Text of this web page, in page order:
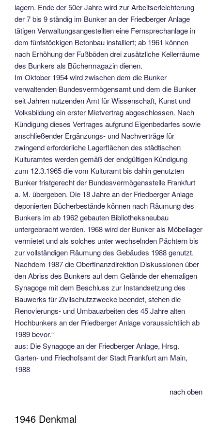
lagern. Ende der 50er Jahre wird zur Arbeitserleichterung
der 7 bis 9 ständig im Bunker an der Friedberger Anlage
tätigen Verwaltungsangestellten eine Fernsprechanlage in
dem fünfstöckigen Betonbau installiert; ab 1961 können
nach Erhöhung der Fußböden drei zusätzliche Kellerräume
des Bunkers als Büchermagazin dienen.
Im Oktober 1954 wird zwischen dem die Bunker
verwaltenden Bundesvermögensamt und dem die Bunker
seit Jahren nutzenden Amt für Wissenschaft, Kunst und
Volksbildung ein erster Mietvertrag abgeschlossen. Nach
Kündigung dieses Vertrages aufgrund Eigenbedarfes sowie
anschließender Ergänzungs- und Nachverträge für
zwingend erforderliche Lagerflächen des städtischen
Kulturamtes werden gemäß der endgültigen Kündigung
zum 12.3.1965 die vom Kulturamt bis dahin genutzten
Bunker fristgerecht der Bundesvermögensstelle Frankfurt
a. M. übergeben. Die 18 Jahre an der Friedberger Anlage
deponierten Bücherbestände können nach Räumung des
Bunkers im ab 1962 gebauten Bibliotheksneubau
untergebracht werden. 1968 wird der Bunker als Möbellager
vermietet und als solches unter wechselnden Pächtern bis
zur vollständigen Räumung des Gebäudes 1988 genutzt.
Nachdem 1987 die Oberfinanzdirektion Diskussionen über
den Abriss des Bunkers auf dem Gelände der ehemaligen
Synagoge mit dem Beschluss zur Instandsetzung des
Bauwerks für Zivilschutzzwecke beendet, stehen die
Renovierungs- und Umbauarbeiten des 45 Jahre alten
Hochbunkers an der Friedberger Anlage voraussichtlich ab
1989 bevor.“
aus: Die Synagoge an der Friedberger Anlage, Hrsg.
Garten- und Friedhofsamt der Stadt Frankfurt am Main,
1988
nach oben
1946 Denkmal